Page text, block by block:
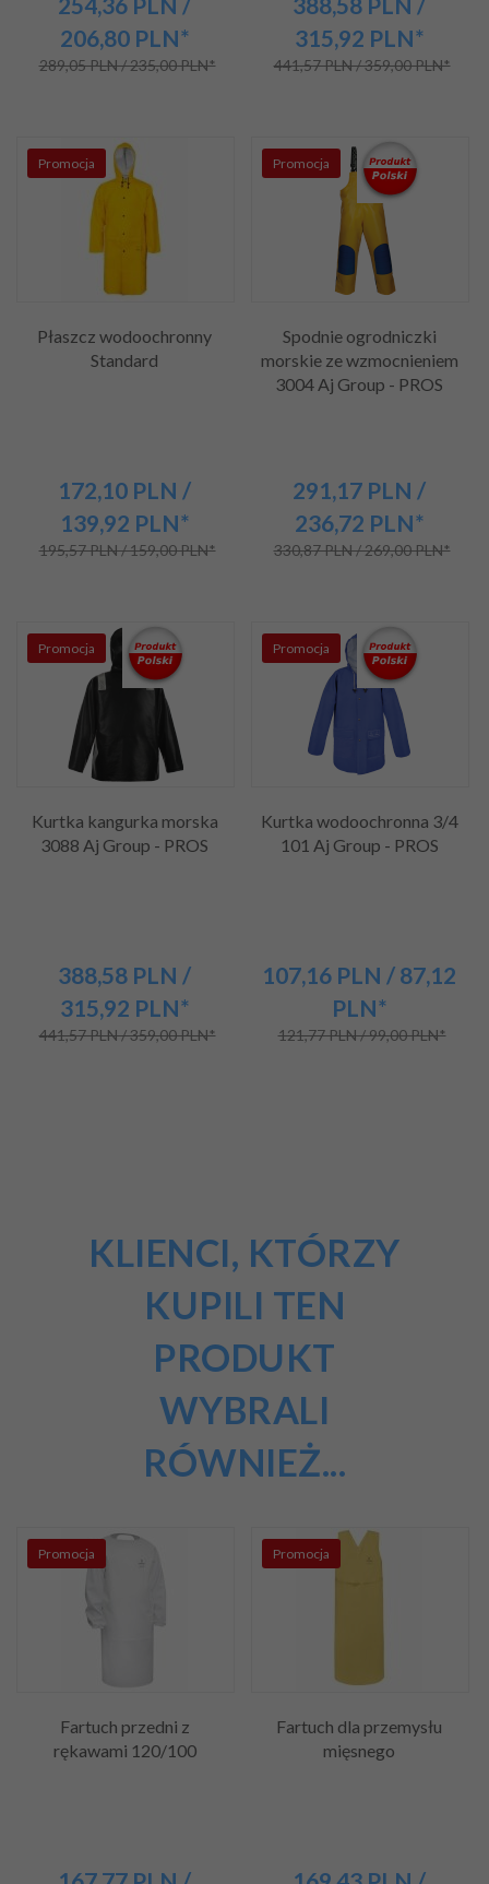
206,80 PLN*
289,05 PLN / 235,00 PLN*
315,92 PLN*
441,57 PLN / 359,00 PLN*
Promocja
Płaszcz wodoochronny
Standard
172,10 PLN /
139,92 PLN*
195,57 PLN / 159,00 PLN*
Promocja
Spodnie ogrodniczki
morskie ze wzmocnieniem
3004 Aj Group - PROS
291,17 PLN /
236,72 PLN*
330,87 PLN / 269,00 PLN*
Promocja
Kurtka kangurka morska
3088 Aj Group - PROS
388,58 PLN /
315,92 PLN*
441,57 PLN / 359,00 PLN*
Promocja
Kurtka wodoochronna 3/4
101 Aj Group - PROS
107,16 PLN / 87,12
PLN*
121,77 PLN / 99,00 PLN*
KLIENCI, KTÓRZY
KUPILI TEN
PRODUKT
WYBRALI
RÓWNIEŻ...
Promocja
Fartuch przedni z
rękawami 120/100
Promocja
Fartuch dla przemysłu
mięsnego